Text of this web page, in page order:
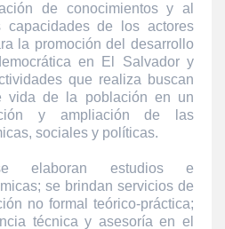
de conocimientos y al
capacidades de los actores
la promoción del desarrollo
en El Salvador y
que realiza buscan
vida de la población en un
y ampliación de las
sociales y políticas.
elaboran estudios e
se brindan servicios de
no formal teórico-práctica;
técnica y asesoría en el